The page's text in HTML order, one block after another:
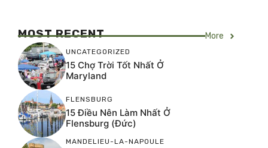
MOST RECENT More
UNCATEGORIZED
15 Chợ Trời Tốt Nhất Ở
Maryland
FLENSBURG
15 Điều Nên Làm Nhất Ở
Flensburg (Đức)
MANDELIEU-LA-NAPOULE